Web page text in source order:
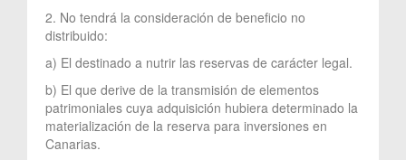
2. No tendrá la consideración de beneficio no
distribuido:
a) El destinado a nutrir las reservas de carácter legal.
b) El que derive de la transmisión de elementos
patrimoniales cuya adquisición hubiera determinado la
materialización de la reserva para inversiones en
Canarias.